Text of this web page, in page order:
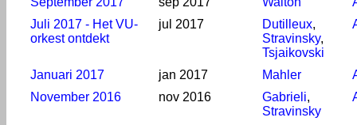
Juli 2017 - Het VU-
orkest ontdekt
jul 2017 Dutilleux,
Stravinsky,
Tsjaikovski
Januari 2017 jan 2017 Mahler
November 2016
nov 2016 Gabrieli,
Stravinsky